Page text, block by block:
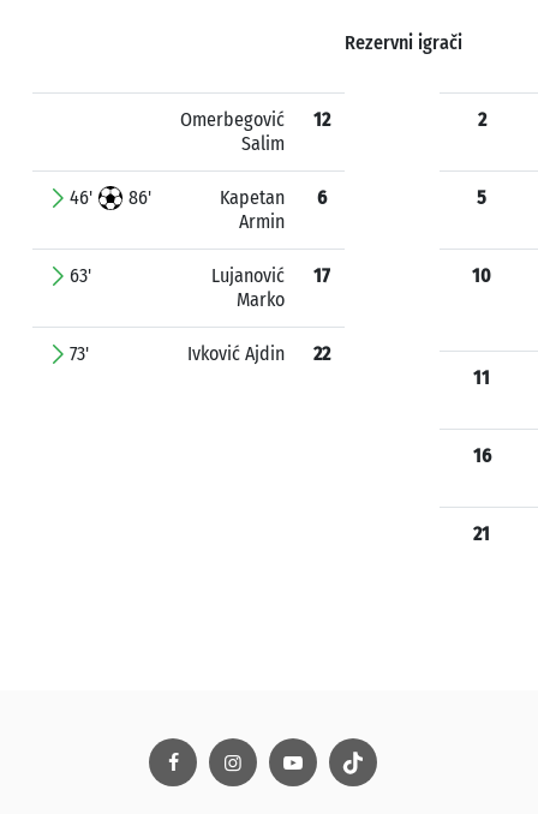
Rezervni igrači
Omerbegović
Salim
12
46' 86'
Kapetan
Armin
6
63'
Lujanović
Marko
17
73' Ivković Ajdin 22
2
5
10
11
16
21